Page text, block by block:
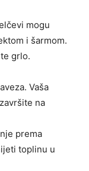
mogu
i šarmom.
grlo.
Vaša
na
prema
toplinu u